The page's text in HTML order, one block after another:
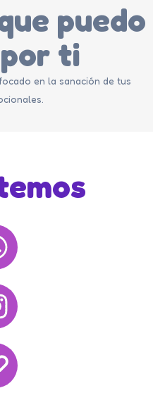
puedo
ti
en la sanación de tus